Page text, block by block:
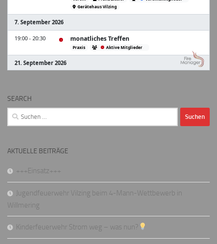
SEARCH
Suchen
nach:
AKTUELLE BEITRÄGE
+++Einsatz+++
Jugendfeuerwehr Vilzing beim 4-Mann-Wettbewerb in
Willmering
Kinderfeuerwehr Strom weg – was nun?